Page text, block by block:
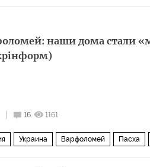
наши дома стали
16 1161
Украина Варфоломей Пасха